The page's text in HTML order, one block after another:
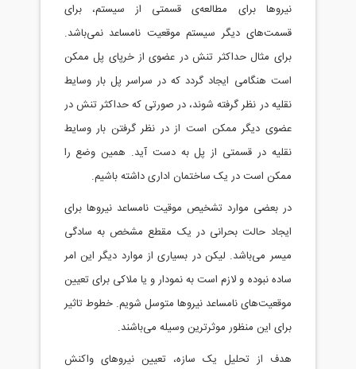
نیروها برای مطالعه‌ی قسمتی از سیستم، برای
قسمت‌های دیگر سیستم موقعیت نامساعد نمی‌باشد.
برای مثال حداکثر تنش در عضوی از خرپای پل ممکن
است هنگامی ایجاد گردد که در سراسر پل بار وسایط
نقلیه در نظر گرفته شوند، در صورتی که حداکثر تنش در
عضوی دیگر ممکن است از در نظر گرفتن بار وسایط
نقلیه در قسمتی از پل به دست آید. همین وضع را
ممکن است در یک ساختمان اداری داشته باشیم.
در بعضی موارد تشخیص موقیت نامساعد نیروها برای
ایجاد حالت بحرانی در یک مقطع مشخص به سادگی
میسر می‌باشد. لیکن در بسیاری از موارد دیگر این امر
ساده نبوده و لازم است به نمودار و یا ملاکی برای تعیین
موقعیت‌های نامساعد نیروها متوسل شویم. خطوط تاثیر
برای این منظور موثرترین وسیله می‌باشند.
هدف از تحلیل یک سازه، تعیین نیروهای واکنش